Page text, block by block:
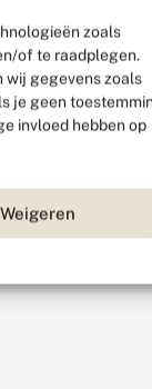
zoals
of te raadplegen.
wij gegevens zoals
je geen
invloed hebben op
Weigeren